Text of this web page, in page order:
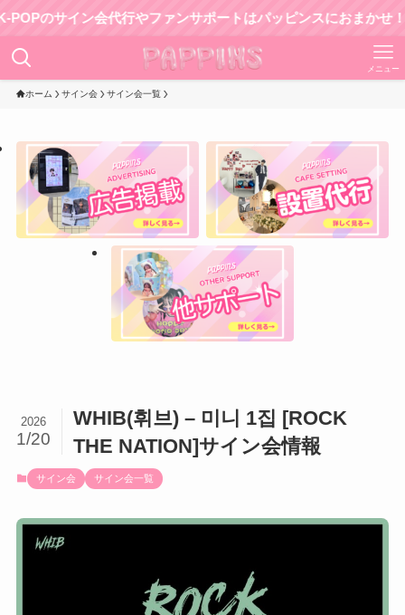
イン会代行やファンサポートはパッピンスにおまかせ！
メニュー
ホーム サイン会 サイン会一覧
WHIB(휘브) – 미니 1집 [ROCK
THE NATION]サイン会情報
2026
1/20
サイン会 サイン会一覧